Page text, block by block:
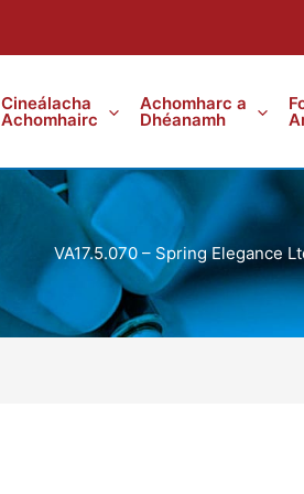
Cineálacha
Achomhairc
Achomharc a
Dhéanamh
VA17.5.070 – Spring Elegance